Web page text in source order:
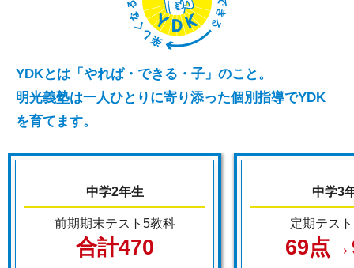
YDKとは「やれば・できる・子」のこと。
明光義塾は一人ひとりに寄り添った個別指導でYDK
を育てます。
中学2年生
前期期末テスト5教科
合計470
中学3
定期テス
69点